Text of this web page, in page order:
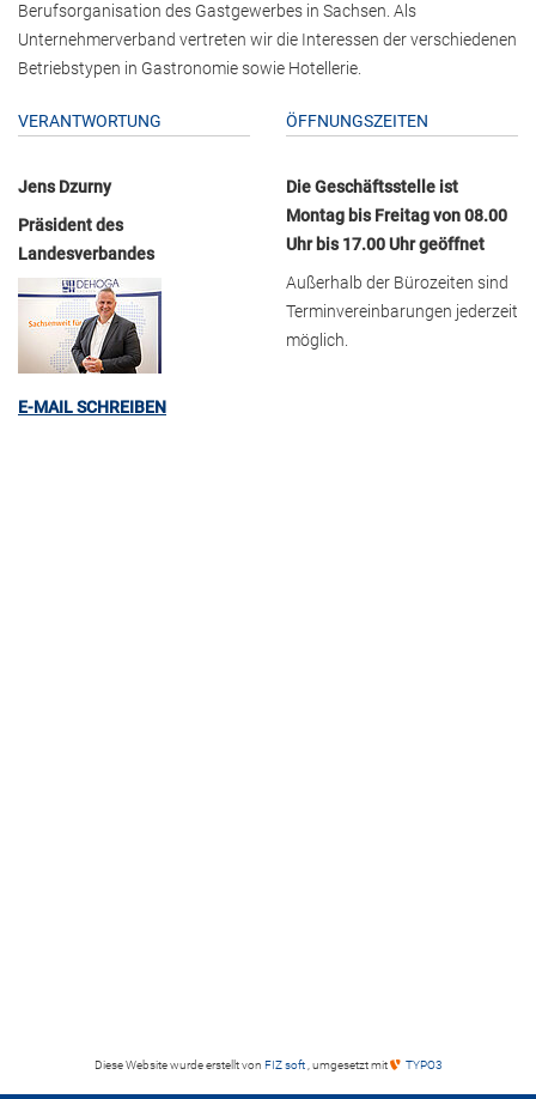
Berufsorganisation des Gastgewerbes in Sachsen. Als
Unternehmerverband vertreten wir die Interessen der verschiedenen
Betriebstypen in Gastronomie sowie Hotellerie.
VERANTWORTUNG
Jens Dzurny
Präsident des
Landesverbandes
E-MAIL SCHREIBEN
ÖFFNUNGSZEITEN
Die Geschäftsstelle ist
Montag bis Freitag von 08.00
Uhr bis 17.00 Uhr geöffnet
Außerhalb der Bürozeiten sind
Terminvereinbarungen jederzeit
möglich.
Diese Website wurde erstellt von FIZ soft , umgesetzt mit TYPO3